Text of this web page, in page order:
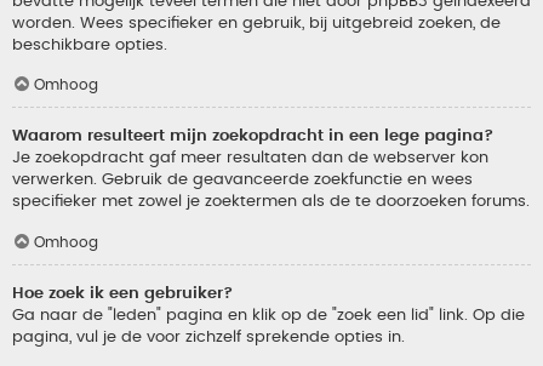
worden. Wees specifieker en gebruik, bij uitgebreid zoeken, de
beschikbare opties.
Omhoog
Waarom resulteert mijn zoekopdracht in een lege pagina?
Je zoekopdracht gaf meer resultaten dan de webserver kon
verwerken. Gebruik de geavanceerde zoekfunctie en wees
specifieker met zowel je zoektermen als de te doorzoeken forums.
Omhoog
Hoe zoek ik een gebruiker?
Ga naar de "leden" pagina en klik op de "zoek een lid" link. Op die
pagina, vul je de voor zichzelf sprekende opties in.